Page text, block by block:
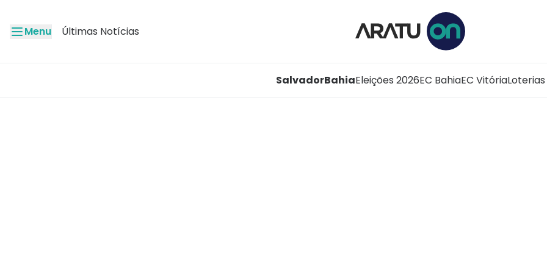
Menu Últimas Notícias
SalvadorBahiaEleições 2026EC BahiaEC VitóriaLoterias